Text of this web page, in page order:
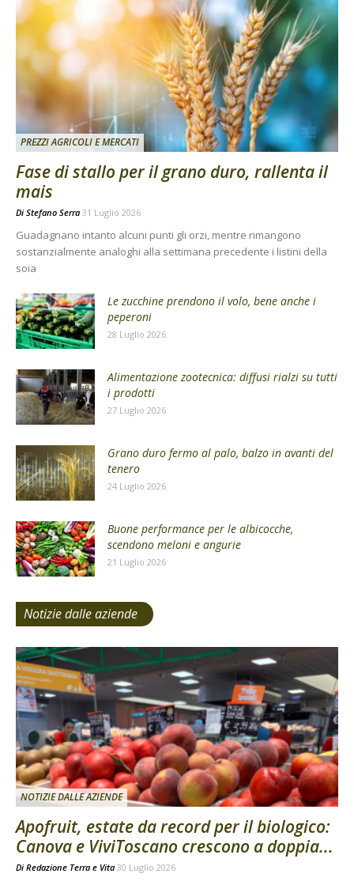
PREZZI AGRICOLI E MERCATI
Fase di stallo per il grano duro, rallenta il
mais
Di Stefano Serra 31 Luglio 2026
Guadagnano intanto alcuni punti gli orzi, mentre rimangono
sostanzialmente analoghi alla settimana precedente i listini della
soia
Le zucchine prendono il volo, bene anche i
peperoni
28 Luglio 2026
Alimentazione zootecnica: diffusi rialzi su tutti
i prodotti
27 Luglio 2026
Grano duro fermo al palo, balzo in avanti del
tenero
24 Luglio 2026
Buone performance per le albicocche,
scendono meloni e angurie
21 Luglio 2026
Notizie dalle aziende
NOTIZIE DALLE AZIENDE
Apofruit, estate da record per il biologico:
Canova e ViviToscano crescono a doppia...
Di Redazione Terra e Vita 30 Luglio 2026